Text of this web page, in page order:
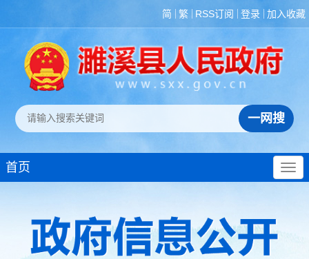
简 繁 RSS订阅 登录 加入收藏
首页